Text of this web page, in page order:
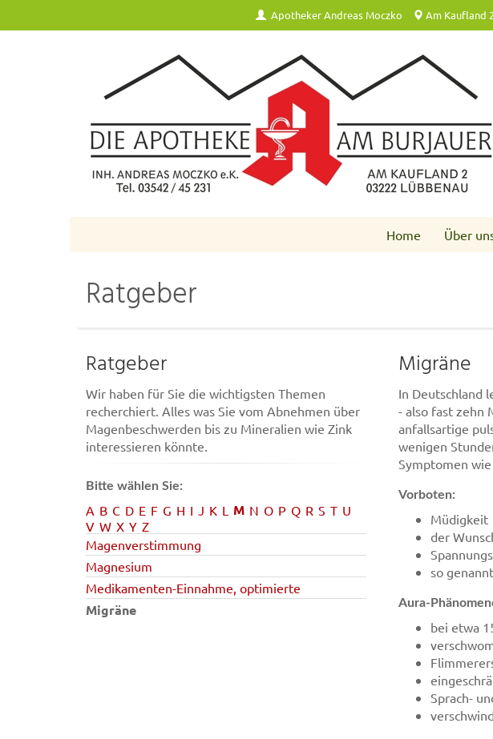
Apotheker Andreas Moczko Am Kaufland
Home Über
Ratgeber
Ratgeber
Wir haben für Sie die wichtigsten Themen
recherchiert. Alles was Sie vom Abnehmen über
Magenbeschwerden bis zu Mineralien wie Zink
interessieren könnte.
Bitte wählen Sie:
A B C D E F G H I J K L M N O P Q R S T U
V W X Y Z
Magenverstimmung
Magnesium
Medikamenten-Einnahme, optimierte
Migräne
Migräne
In Deutschland
- also fast zehn
anfallsartige
wenigen
Symptomen
Vorboten:
Müdigkeit
der
so
Aura-
bei etwa
Sprach-